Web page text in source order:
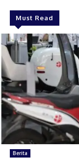
Must Read
Berita